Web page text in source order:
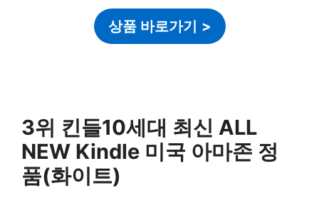
상품 바로가기 >
3위 킨들10세대 최신 ALL
NEW Kindle 미국 아마존 정
품(화이트)